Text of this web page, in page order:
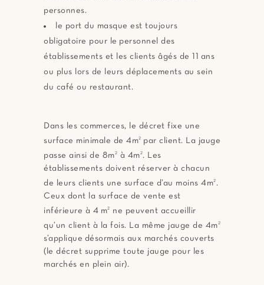
personnes.
le port du masque est toujours
obligatoire pour le personnel des
établissements et les clients âgés de 11 ans
ou plus lors de leurs déplacements au sein
du café ou restaurant.
Dans les commerces, le décret fixe une
surface minimale de 4m2
par client. La jauge
passe ainsi de 8m2 à 4m2. Les
établissements doivent réserver à chacun
de leurs clients une surface d’au moins 4m2.
Ceux dont la surface de vente est
inférieure à 4 m2
ne peuvent accueillir
qu’un client à la fois. La même jauge de 4m2
s’applique désormais aux marchés couverts
(le décret supprime toute jauge pour les
marchés en plein air).